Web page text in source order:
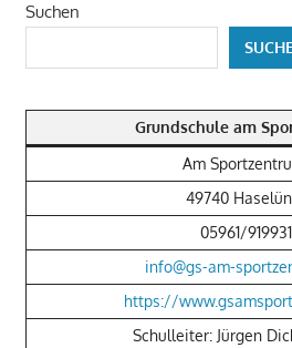
Suchen
Grundschule am
Am
49740
05961/
info@gs-am-
https://
Schulleiter: Jürgen